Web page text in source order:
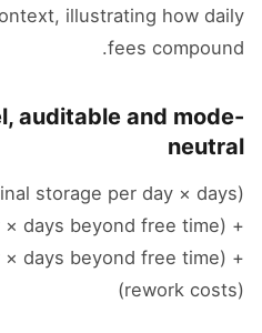
illustrating how daily
fees compound.
auditable and mode-
neutral
storage per day × days)
× days beyond free time) +
× days beyond free time) +
(rework costs)